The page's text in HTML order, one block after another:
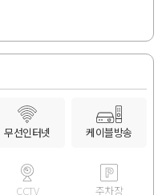
무선인터넷 케이블방송
CCTV 주차장